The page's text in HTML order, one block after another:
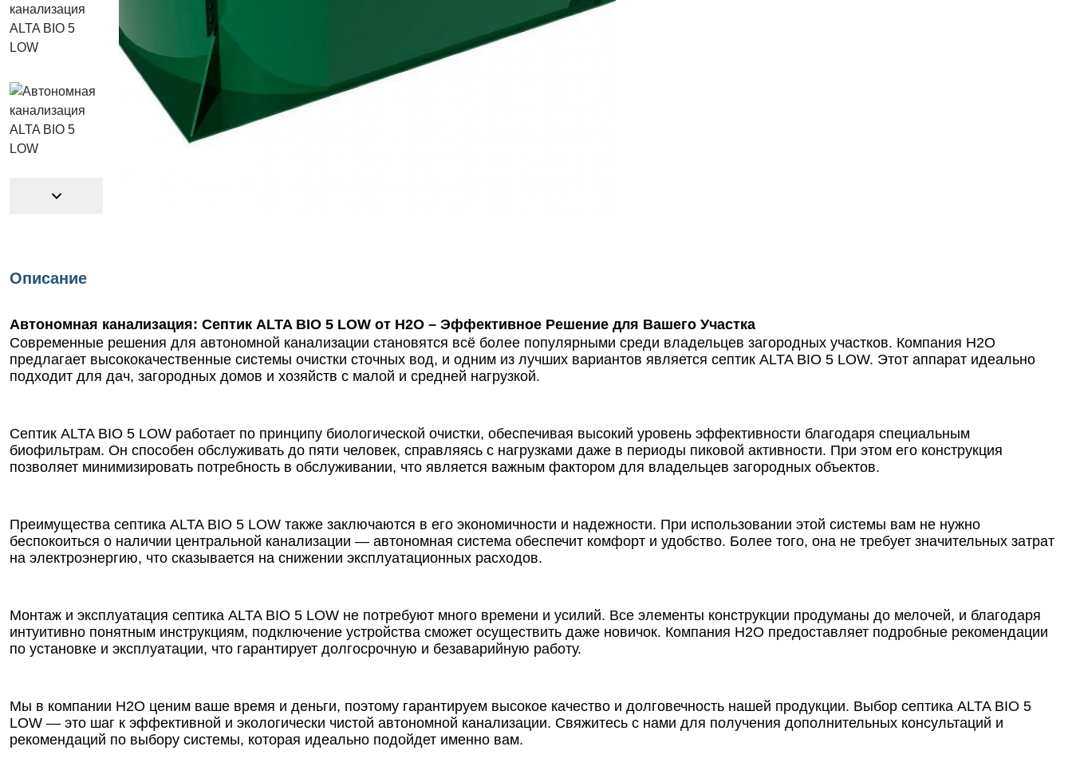
Описание
Автономная канализация: Септик ALTA BIO 5 LOW от Н2О – Эффективное Решение для Вашего Участка
Современные решения для автономной канализации становятся всё более популярными среди владельцев загородных участков. Компания Н2О
предлагает высококачественные системы очистки сточных вод, и одним из лучших вариантов является септик ALTA BIO 5 LOW. Этот аппарат идеально
подходит для дач, загородных домов и хозяйств с малой и средней нагрузкой.
Септик ALTA BIO 5 LOW работает по принципу биологической очистки, обеспечивая высокий уровень эффективности благодаря специальным
биофильтрам. Он способен обслуживать до пяти человек, справляясь с нагрузками даже в периоды пиковой активности. При этом его конструкция
позволяет минимизировать потребность в обслуживании, что является важным фактором для владельцев загородных объектов.
Преимущества септика ALTA BIO 5 LOW также заключаются в его экономичности и надежности. При использовании этой системы вам не нужно
беспокоиться о наличии центральной канализации — автономная система обеспечит комфорт и удобство. Более того, она не требует значительных затрат
на электроэнергию, что сказывается на снижении эксплуатационных расходов.
Монтаж и эксплуатация септика ALTA BIO 5 LOW не потребуют много времени и усилий. Все элементы конструкции продуманы до мелочей, и благодаря
интуитивно понятным инструкциям, подключение устройства сможет осуществить даже новичок. Компания Н2О предоставляет подробные рекомендации
по установке и эксплуатации, что гарантирует долгосрочную и безаварийную работу.
Мы в компании Н2О ценим ваше время и деньги, поэтому гарантируем высокое качество и долговечность нашей продукции. Выбор септика ALTA BIO 5
LOW — это шаг к эффективной и экологически чистой автономной канализации. Свяжитесь с нами для получения дополнительных консультаций и
рекомендаций по выбору системы, которая идеально подойдет именно вам.